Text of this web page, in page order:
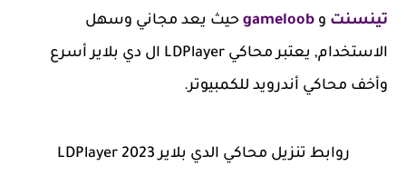
تينسنت و gameloob حيث يعد مجاني وسهل
الاستخدام, يعتبر محاكي LDPlayer ال دي بلاير أسرع
وأخف محاكي أندرويد للكمبيوتر.
روابط تنزيل محاكي الدي بلاير LDPlayer 2023